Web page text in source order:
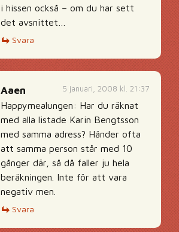
i hissen också – om du har sett
det avsnittet…
Svara
5 januari, 2008 kl. 21:37
Aaen
Happymealungen: Har du räknat
med alla listade Karin Bengtsson
med samma adress? Händer ofta
att samma person står med 10
gånger där, så då faller ju hela
beräkningen. Inte för att vara
negativ men.
Svara